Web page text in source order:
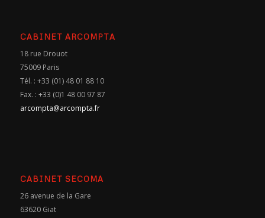
CABINET ARCOMPTA
18 rue Drouot
75009 Paris
Tél. : +33 (01) 48 01 88 10
Fax. : +33 (0)1 48 00 97 87
arcompta@arcompta.fr
CABINET SECOMA
26 avenue de la Gare
63620 Giat